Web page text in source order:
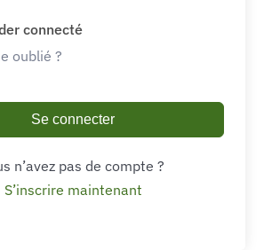
connecté
oublié ?
Se connecter
n’avez pas de compte ?
S’inscrire maintenant